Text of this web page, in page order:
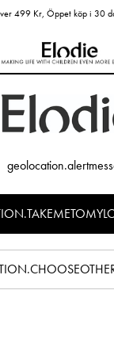
499 Kr, Öppet köp i 30